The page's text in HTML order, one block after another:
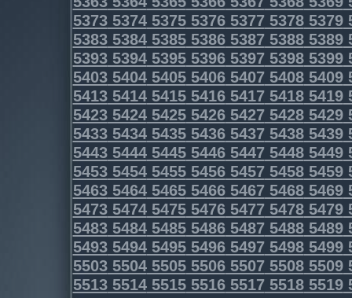
5373537453755376537753785379
5383538453855386538753885389
5393539453955396539753985399
5403540454055406540754085409
5413541454155416541754185419
5423542454255426542754285429
5433543454355436543754385439
5443544454455446544754485449
5453545454555456545754585459
5463546454655466546754685469
5473547454755476547754785479
5483548454855486548754885489
5493549454955496549754985499
5503550455055506550755085509
5513551455155516551755185519